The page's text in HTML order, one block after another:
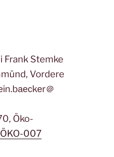
Frank Stemke
Vordere
＠
Öko-
007